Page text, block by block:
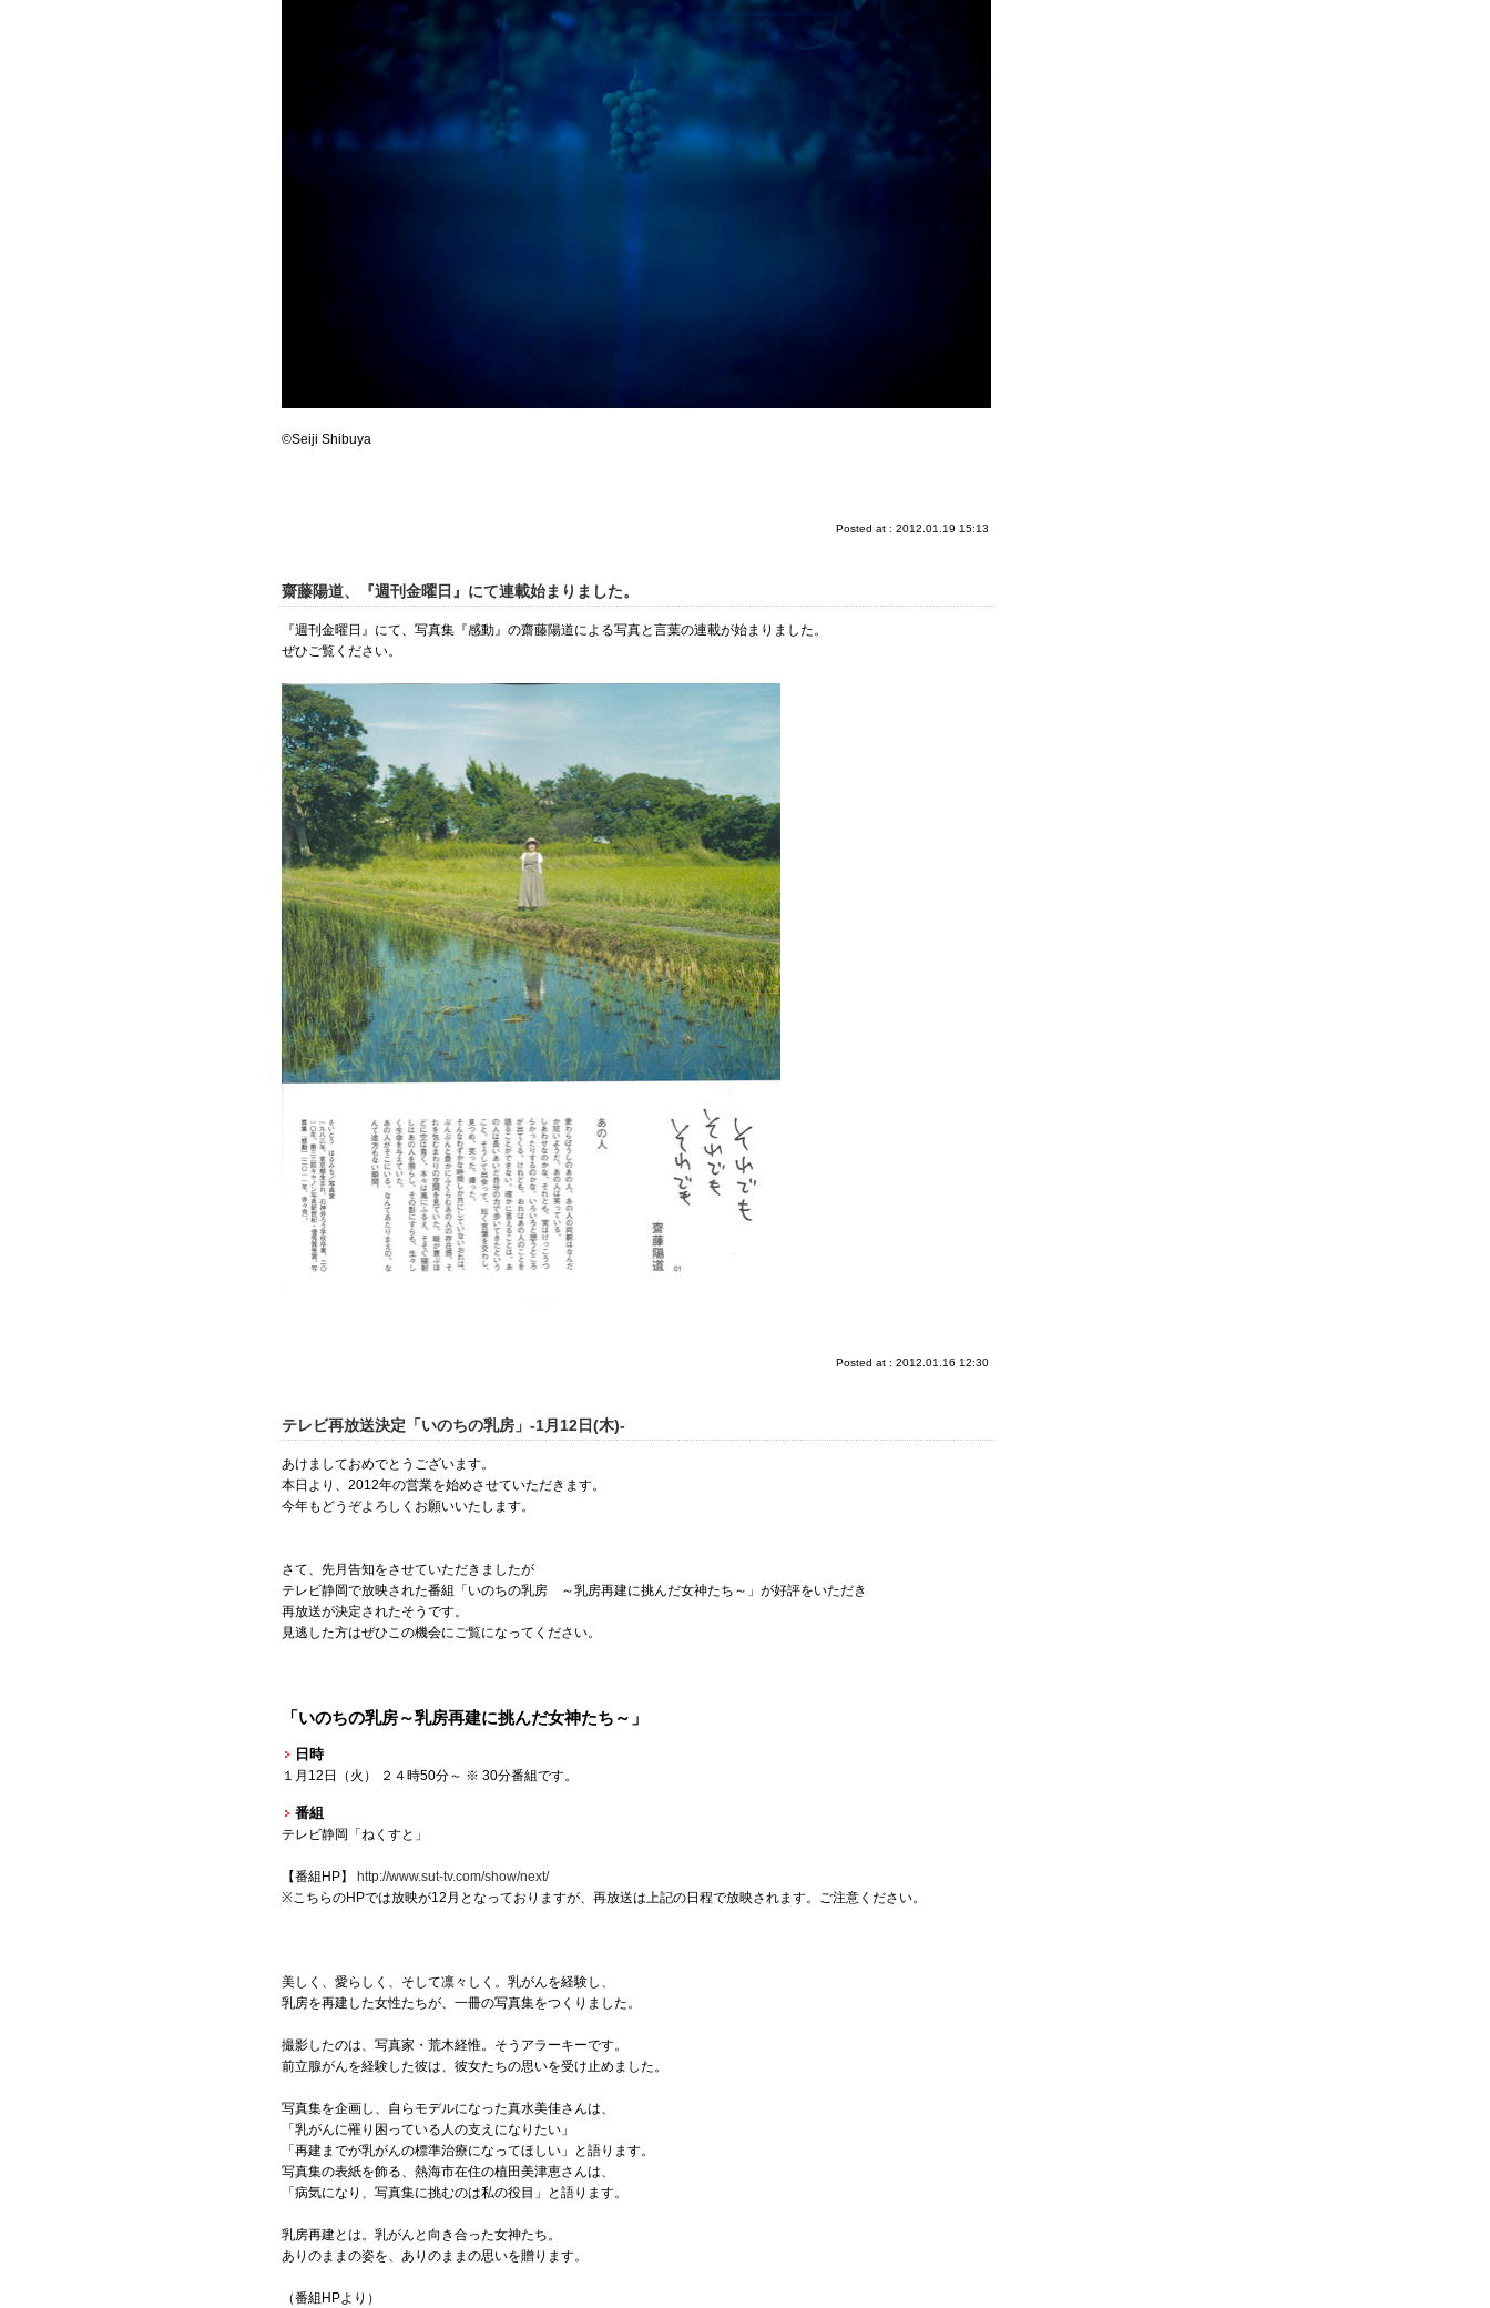
©Seiji Shibuya
Posted at : 2012.01.19 15:13
齋藤陽道、『週刊金曜日』にて連載始まりました。
『週刊金曜日』にて、写真集『感動』の齋藤陽道による写真と言葉の連載が始まりました。
ぜひご覧ください。
Posted at : 2012.01.16 12:30
テレビ再放送決定「いのちの乳房」-1月12日(木)-
あけましておめでとうございます。
本日より、2012年の営業を始めさせていただきます。
今年もどうぞよろしくお願いいたします。
さて、先月告知をさせていただきましたが
テレビ静岡で放映された番組「いのちの乳房 ～乳房再建に挑んだ女神たち～」が好評をいただき
再放送が決定されたそうです。
見逃した方はぜひこの機会にご覧になってください。
「いのちの乳房～乳房再建に挑んだ女神たち～」
日時
１月12日（火） ２４時50分～ ※ 30分番組です。
番組
テレビ静岡「ねくすと」
【番組HP】
http://www.sut-tv.com/show/next/
※こちらのHPでは放映が12月となっておりますが、再放送は上記の日程で放映されます。ご注意ください。
美しく、愛らしく、そして凛々しく。乳がんを経験し、
乳房を再建した女性たちが、一冊の写真集をつくりました。
撮影したのは、写真家・荒木経惟。そうアラーキーです。
前立腺がんを経験した彼は、彼女たちの思いを受け止めました。
写真集を企画し、自らモデルになった真水美佳さんは、
「乳がんに罹り困っている人の支えになりたい」
「再建までが乳がんの標準治療になってほしい」と語ります。
写真集の表紙を飾る、熱海市在住の植田美津恵さんは、
「病気になり、写真集に挑むのは私の役目」と語ります。
乳房再建とは。乳がんと向き合った女神たち。
ありのままの姿を、ありのままの思いを贈ります。
（番組HPより）